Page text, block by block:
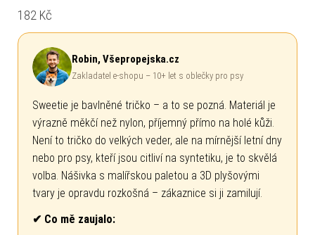
182 Kč
Robin, Všepropejska.cz
Zakladatel e-shopu – 10+ let s oblečky pro psy
Sweetie je bavlněné tričko – a to se pozná. Materiál je
výrazně měkčí než nylon, příjemný přímo na holé kůži.
Není to tričko do velkých veder, ale na mírnější letní dny
nebo pro psy, kteří jsou citliví na syntetiku, je to skvělá
volba. Nášivka s malířskou paletou a 3D plyšovými
tvary je opravdu rozkošná – zákaznice si ji zamilují.
✔ Co mě zaujalo: